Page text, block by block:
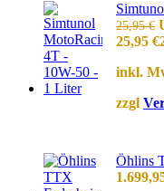
25,95€
25,95 €
inkl.
zzgl
Öhlins